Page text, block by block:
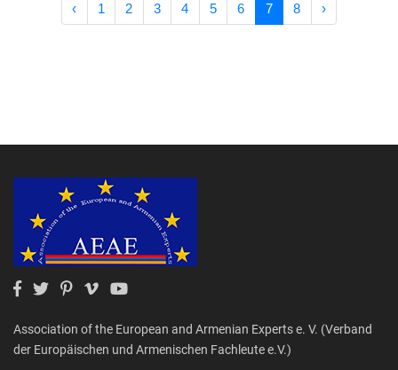
‹ 1 2 3 4 5 6 7 8 ›
Association of the European and Armenian Experts e. V. (Verband
der Europäischen und Armenischen Fachleute e.V.)